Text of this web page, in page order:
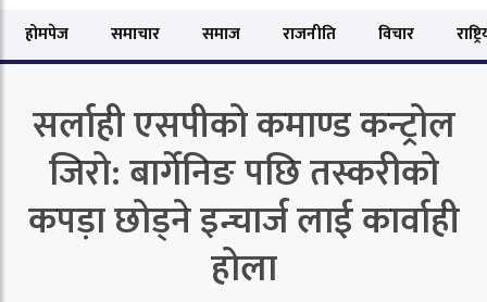
होमपेज समाचार समाज राजनीति विचार
सर्लाही एसपीको कमाण्ड कन्ट्रोल
जिरो: बार्गेनिङ पछि तस्करीको
कपड़ा छोड्ने इन्चार्ज लाई कार्वाही
होला